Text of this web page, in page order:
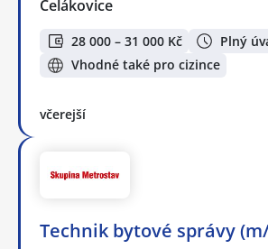
Čelákovice
28 000 – 31 000 Kč
Plný
Vhodné také pro cizince
včerejší
Technik bytové správy